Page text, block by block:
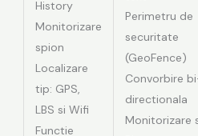
History
Monitorizare
spion
Localizare
tip: GPS,
LBS si Wifi
Functie
Perimetru de
securitate
(GeoFence)
Convorbire
directionala
Monitorizare